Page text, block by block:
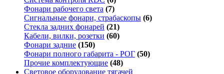
Фонари рабочего света (7)
Сигнальные фонари, страбаскопы (6)
Стекла задних фонарей (21)
Кабели, вилки, розетки (60)
Фонари задние (150)
Фонари полного габарита - РОГ (50)
Прочие комплектующие (48)
Световое оборудование тягачей